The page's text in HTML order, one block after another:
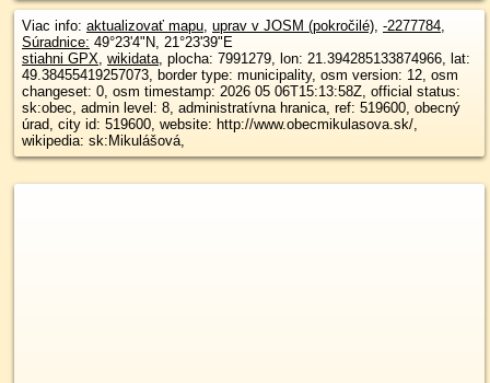
Viac info: aktualizovať mapu, uprav v JOSM (pokročilé), -2277784,
Súradnice: 49°23'4"N, 21°23'39"E
stiahni GPX, wikidata, plocha: 7991279, lon: 21.394285133874966, lat:
49.38455419257073, border type: municipality, osm version: 12, osm
changeset: 0, osm timestamp: 2026 05 06T15:13:58Z, official status:
sk:obec, admin level: 8, administratívna hranica, ref: 519600, obecný
úrad, city id: 519600, website: http://www.obecmikulasova.sk/,
wikipedia: sk:Mikulášová,